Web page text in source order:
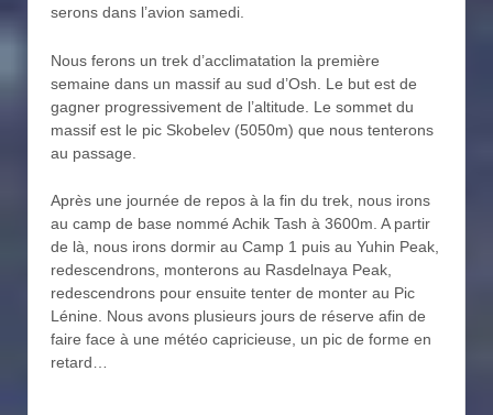
serons dans l’avion samedi.
Nous ferons un trek d’acclimatation la première
semaine dans un massif au sud d’Osh. Le but est de
gagner progressivement de l’altitude. Le sommet du
massif est le pic Skobelev (5050m) que nous tenterons
au passage.
Après une journée de repos à la fin du trek, nous irons
au camp de base nommé Achik Tash à 3600m. A partir
de là, nous irons dormir au Camp 1 puis au Yuhin Peak,
redescendrons, monterons au Rasdelnaya Peak,
redescendrons pour ensuite tenter de monter au Pic
Lénine. Nous avons plusieurs jours de réserve afin de
faire face à une météo capricieuse, un pic de forme en
retard…